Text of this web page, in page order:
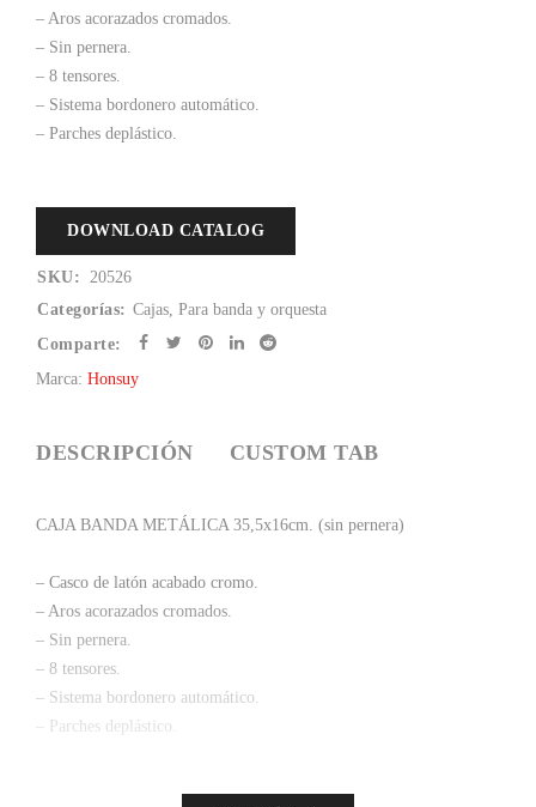
– Aros acorazados cromados.
– Sin pernera.
– 8 tensores.
– Sistema bordonero automático.
– Parches deplástico.
DOWNLOAD CATALOG
SKU: 20526
Categorías: Cajas, Para banda y orquesta
Comparte:
Marca: Honsuy
DESCRIPCIÓN CUSTOM TAB
CAJA BANDA METÁLICA 35,5x16cm. (sin pernera)
– Casco de latón acabado cromo.
– Aros acorazados cromados.
– Sin pernera.
– 8 tensores.
– Sistema bordonero automático.
– Parches deplástico.